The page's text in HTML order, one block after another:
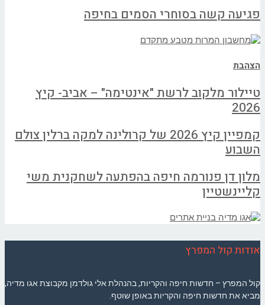
פגיעה קשה בסוחרי הסמים בחיפה
הצהבת
טיילור מלקוב לרשת "אינטימה" – אביב- קיץ
2026
קמפיין קיץ 2026 של קרולינה למקה ברלין צולם
השבוע
מלון דן פנורמה חיפה בהפתעה לשחקנית משי
קליינשטיין
אודות קול המפרץ
קול המפרץ – חדשות חיפה והקריות, בהנהלת אלי גולדמן מקבוצת אגו מדיה,
מביא את חדשות חיפה והקריות באופן שוטף.